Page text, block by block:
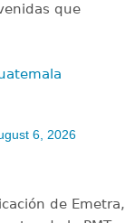
que
6, 2026
de Emetra,